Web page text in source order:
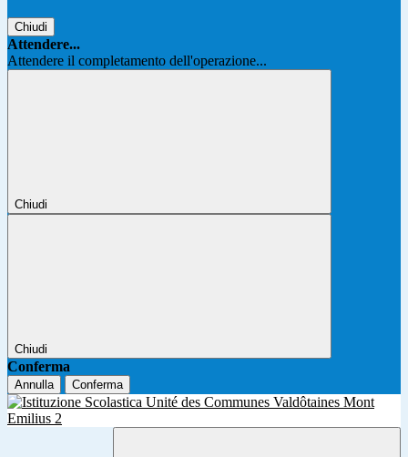
Chiudi
Attendere...
Attendere il completamento dell'operazione...
Chiudi
Chiudi
Conferma
Annulla Conferma